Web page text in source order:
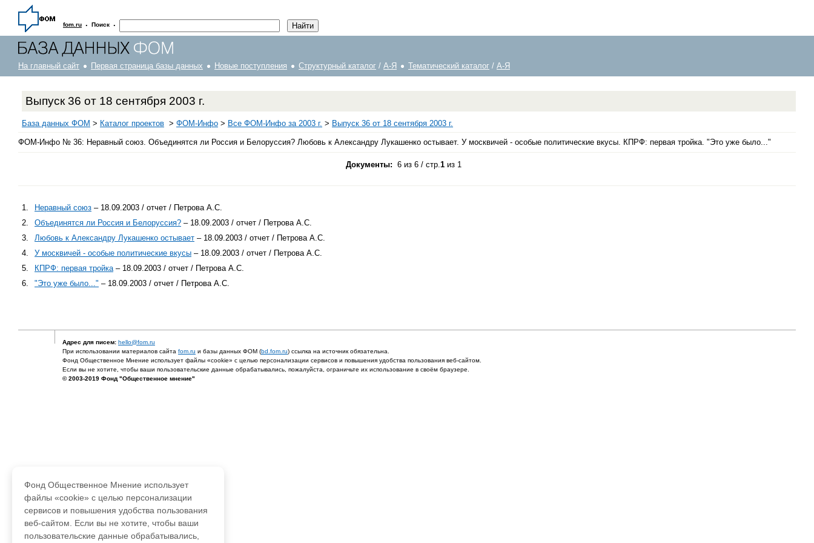
fom.ru · Поиск ·
На главный сайт Первая страница базы данных Новые поступления Структурный каталог / А-Я Тематический каталог / А-Я
Выпуск 36 от 18 сентября 2003 г.
База данных ФОМ > Каталог проектов > ФOM-Инфо > Все ФОМ-Инфо за 2003 г. > Выпуск 36 от 18 сентября 2003 г.
ФОМ-Инфо № 36: Неравный союз. Объединятся ли Россия и Белоруссия? Любовь к Александру Лукашенко остывает. У москвичей - особые политические вкусы. КПРФ: первая тройка. "Это уже было..."
Документы: 6 из 6 / стр. 1из 1
1. Неравный союз – 18.09.2003 / отчет / Петрова А.С.
2.
Объединятся ли Россия и Белоруссия? – 18.09.2003 / отчет / Петрова А.С.
3.
Любовь к Александру Лукашенко остывает – 18.09.2003 / отчет / Петрова А.С.
4.
У москвичей - особые политические вкусы – 18.09.2003 / отчет / Петрова А.С.
5.
КПРФ: первая тройка – 18.09.2003 / отчет / Петрова А.С.
6.
"Это уже было..." – 18.09.2003 / отчет / Петрова А.С.
Адрес для писем: hello@fom.ru
При использовании материалов сайта fom.ru и базы данных ФОМ (bd.fom.ru) ссылка на источник обязательна.
Фонд Общественное Мнение использует файлы «cookie» с целью персонализации сервисов и повышения удобства пользования веб-сайтом.
Если вы не хотите, чтобы ваши пользовательские данные обрабатывались, пожалуйста, ограничьте их использование в своём браузере.
© 2003-2019 Фонд "Общественное мнение"
Фонд Общественное Мнение использует
файлы «cookie» с целью персонализации
сервисов и повышения удобства пользования
веб-сайтом. Если вы не хотите, чтобы ваши
пользовательские данные обрабатывались,